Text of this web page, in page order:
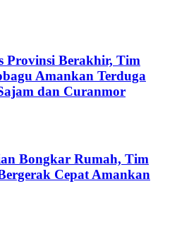
Provinsi Berakhir, Tim
Amankan Terduga
dan Curanmor
Bongkar Rumah, Tim
Cepat Amankan